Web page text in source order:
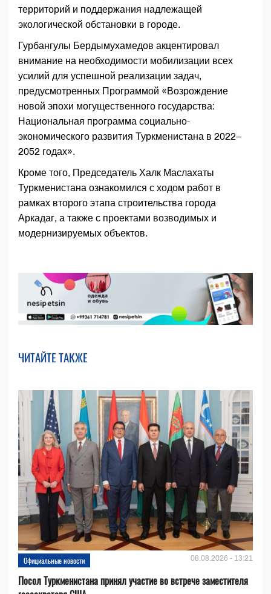
территорий и поддержания надлежащей
экологической обстановки в городе.
Гурбангулы Бердымухамедов акцентировал
внимание на необходимости мобилизации всех
усилий для успешной реализации задач,
предусмотренных Программой «Возрождение
новой эпохи могущественного государства:
Национальная программа социально-
экономического развития Туркменистана в 2022–
2052 годах».
Кроме того, Председатель Халк Маслахаты
Туркменистана ознакомился с ходом работ в
рамках второго этапа строительства города
Аркадаг, а также с проектами возводимых и
модернизируемых объектов.
ЧИТАЙТЕ ТАКЖЕ
Официальные новости 08.08.2026 - 13:21
Посол Туркменистана принял участие во встрече заместителя